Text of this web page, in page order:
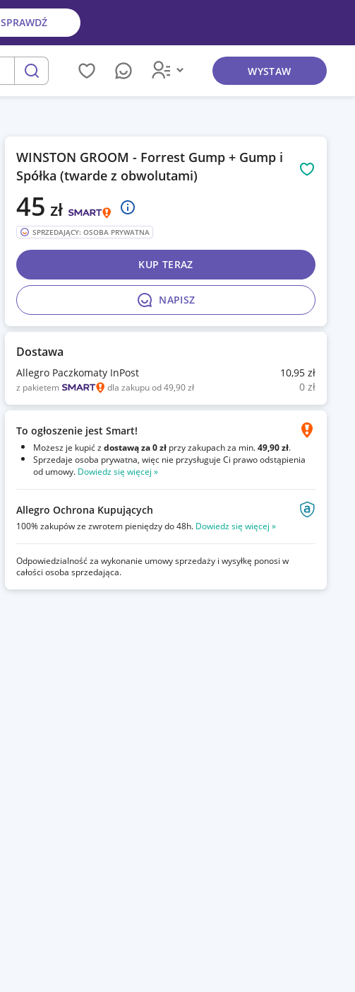
SPRAWDŹ
szukaj
WYSTAW
WINSTON GROOM - Forrest Gump + Gump i
Spółka (twarde z obwolutami)
Obserwuj
45 zł
SPRZEDAJĄCY: OSOBA PRYWATNA
NAPISZ
KUP TERAZ
Dostawa
Allegro Paczkomaty InPost 10,95 zł
z pakietem dla zakupu od 49,90 zł 0 zł
To ogłoszenie jest Smart!
Możesz je kupić zdostawą za 0 zł przy zakupach za min.49,90 zł.
Sprzedaje osoba prywatna, więc nie przysługuje Ci prawo odstąpienia
od umowy. Dowiedz się więcej »
Allegro Ochrona Kupujących
100% zakupów ze zwrotem pieniędzy do 48h. Dowiedz się więcej »
Odpowiedzialność za wykonanie umowy sprzedaży i wysyłkę ponosi w
całości osoba sprzedająca.